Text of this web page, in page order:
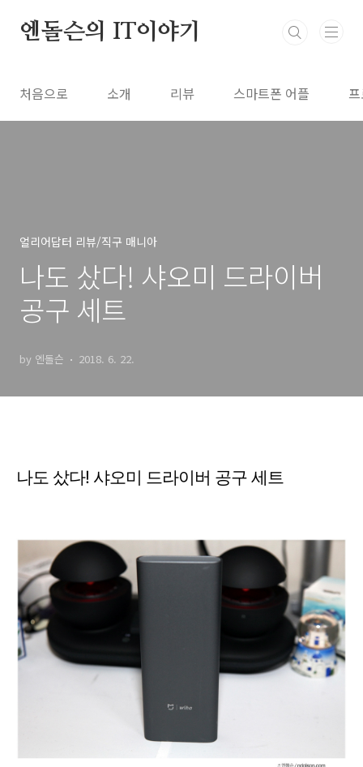
엔돌슨의 IT이야기
처음으로 소개 리뷰 스마트폰 어플
얼리어답터 리뷰/직구 매니아
나도 샀다! 샤오미 드라이버
공구 세트
by 엔돌슨 2018. 6. 22.
나도 샀다! 샤오미 드라이버 공구 세트